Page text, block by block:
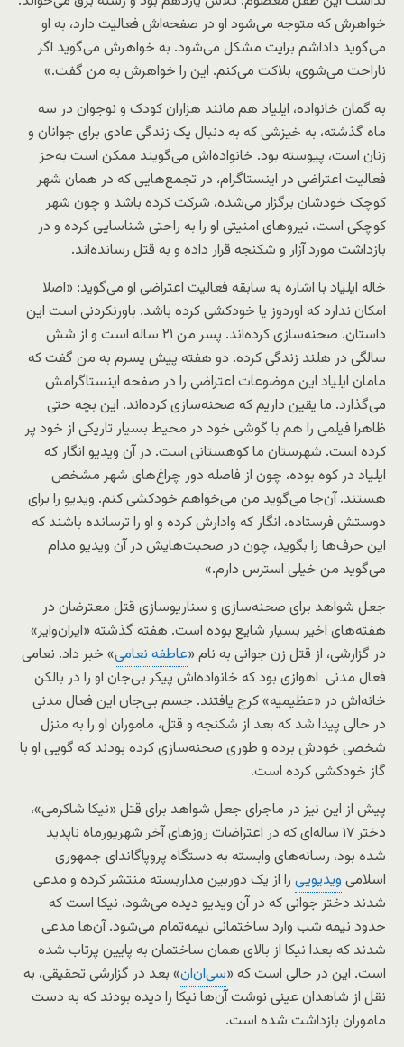
خواهرش که متوجه می‌شود او در صفحه‌اش فعالیت دارد، به او
می‌گوید داداشم برایت مشکل می‌شود. به خواهرش می‌گوید اگر
ناراحت می‌شوی، بلاکت می‌کنم. این را خواهرش به من گفت.»
به گمان خانواده، ایلیاد هم مانند هزاران کودک و نوجوان در سه
ماه گذشته، به خیزشی که به دنبال یک زندگی عادی برای جوانان و
زنان است، پیوسته بود. خانواده‌اش می‌گویند ممکن است به‌جز
فعالیت اعتراضی در اینستاگرام، در تجمع‌هایی که در همان شهر
کوچک خودشان برگزار می‌شده، شرکت کرده باشد و چون شهر
کوچکی است، نیروهای امنیتی او را به راحتی شناسایی کرده و در
بازداشت مورد آزار و شکنجه قرار داده و به قتل رسانده‌اند.
خاله ایلیاد با اشاره به سابقه فعالیت اعتراضی او می‌گوید: «اصلا
امکان ندارد که اوردوز یا خودکشی کرده باشد. باورنکردنی است این
داستان. صحنه‌سازی کرده‌اند. پسر من ۲۱ ساله است و از شش
سالگی در هلند زندگی کرده. دو هفته پیش پسرم به من گفت که
مامان ایلیاد این موضوعات اعتراضی را در صفحه اینستاگرامش
می‌گذارد. ما یقین داریم که صحنه‌سازی کرده‌اند. این بچه حتی
ظاهرا فیلمی را هم با گوشی‌ خود در محیط بسیار تاریکی از خود پر
کرده است. شهرستان ما کوهستانی است. در آن ویدیو انگار که
ایلیاد در کوه بوده، چون از فاصله دور چراغ‌های شهر مشخص
هستند. آن‌جا می‌گوید من می‌خواهم خودکشی کنم. ویدیو را برای
دوستش فرستاده، انگار که وادارش کرده‌ و او را ترسانده‌ باشند که
این حرف‌ها را بگوید، چون در صحبت‌هایش در آن ویدیو مدام
می‌گوید من خیلی استرس دارم.»
جعل شواهد برای صحنه‌سازی و سناریوسازی قتل معترضان در
هفته‌های اخیر بسیار شایع بوده است. هفته گذشته «ایران‌وایر»
در گزارشی، از قتل زن جوانی به نام «عاطفه نعامی» خبر داد. نعامی
فعال مدنی اهوازی بود که خانواده‌اش پیکر بی‌جان او را در بالکن
خانه‌اش در «عظیمیه» کرج یافتند. جسم بی‌جان این فعال مدنی
در حالی‌ پیدا شد که بعد از شکنجه و قتل، ماموران او را به منزل
شخصی خودش برده و طوری صحنه‌سازی کرده بودند که گویی او با
گاز خودکشی کرده است.
پیش از این نیز در ماجرای جعل شواهد برای قتل «نیکا شاکرمی»،
دختر ۱۷ ساله‌ای که در اعتراضات روزهای آخر شهریورماه ناپدید
شده بود، رسانه‌های وابسته به دستگاه پروپاگاندای جمهوری
اسلامی ویدیویی را از یک دوربین مداربسته منتشر کرده و مدعی
شدند دختر جوانی که در آن ویدیو دیده می‌شود، نیکا است که
حدود نیمه شب وارد ساختمانی نیمه‌تمام می‌شود. آن‌ها مدعی
شدند که بعدا نیکا از بالای همان ساختمان به پایین پرتاب شده
است. این در حالی است که «سی‌ان‌ان» بعد در گزارشی تحقیقی، به
نقل از شاهدان عینی نوشت آن‌ها نیکا را دیده‌ بودند که به دست
ماموران بازداشت شده است.